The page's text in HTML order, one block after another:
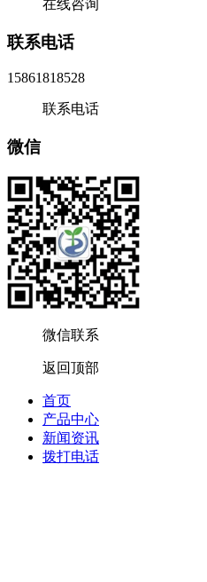
在线咨询
联系电话
15861818528
联系电话
微信
微信联系
返回顶部
首页
产品中心
新闻资讯
拨打电话